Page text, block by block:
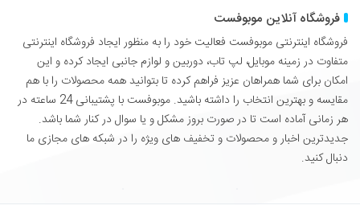
فروشگاه آنلاین موبوفست
فروشگاه اینترنتی موبوفست فعالیت خود را به منظور ایجاد فروشگاه اینترنتی
متفاوت در زمینه موبایل، لپ تاب، دوربین و لوازم جانبی ایجاد کرده و این
امکان برای شما همراهان عزیز فراهم کرده تا بتوانید همه محصولات را با هم
مقایسه و بهترین انتخاب را داشته باشید. موبوفست با پشتیبانی 24 ساعته در
هر زمانی آماده است تا در صورت بروز مشکل و یا سوال در کنار شما باشد.
جدیدترین اخبار و محصولات و تخفیف های ویژه را در شبکه های مجازی ما
دنبال کنید.